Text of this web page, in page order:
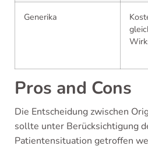
Generika
Pros and Cons
Die Entscheidung zwischen
sollte unter Berücksichtigung
Patientensituation getroffen